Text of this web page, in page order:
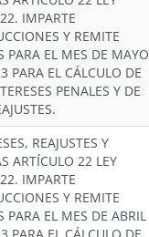
IMPARTE
Y REMITE
PARA EL MES DE MAYO
PARA EL CÁLCULO DE
PENALES Y DE
REAJUSTES Y
ARTÍCULO 22 LEY
IMPARTE
Y REMITE
PARA EL MES DE ABRIL